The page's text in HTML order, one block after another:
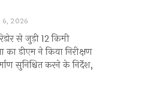
6, 2026
से जुड़ी 12 किमी
का डीएम ने किया निरीक्षण
सुनिश्चित करने के निर्देश,